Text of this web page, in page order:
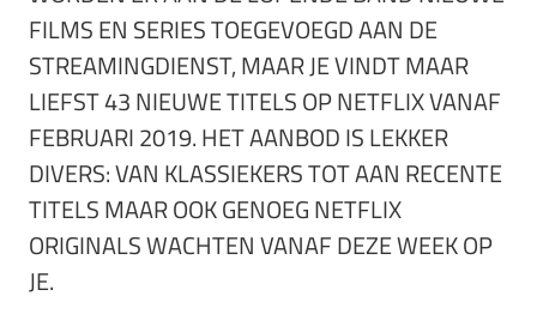
FILMS EN SERIES TOEGEVOEGD AAN DE
STREAMINGDIENST, MAAR JE VINDT MAAR
LIEFST 43 NIEUWE TITELS OP NETFLIX VANAF
FEBRUARI 2019. HET AANBOD IS LEKKER
DIVERS: VAN KLASSIEKERS TOT AAN RECENTE
TITELS MAAR OOK GENOEG NETFLIX
ORIGINALS WACHTEN VANAF DEZE WEEK OP
JE.